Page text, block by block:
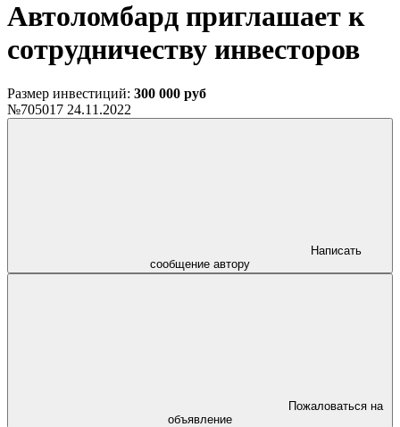
Автоломбард приглашает к
сотрудничеству инвесторов
Размер инвестиций: 300 000 руб
№705017 24.11.2022
сообщение автору
объявление